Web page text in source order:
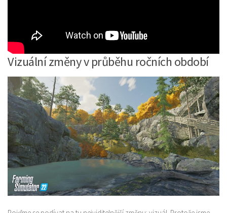
Vizuální změny v průběhu ročních období